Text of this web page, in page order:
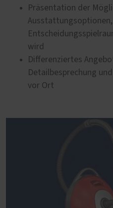
Präsentation der
wird
Differenziertes
Detailbesprechung
vor Ort